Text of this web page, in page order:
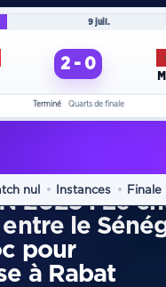
9 juil.
2 - 0
Terminé Quarts de finale
nul Instances Finale
2025 : Le
le
pour
à Rabat